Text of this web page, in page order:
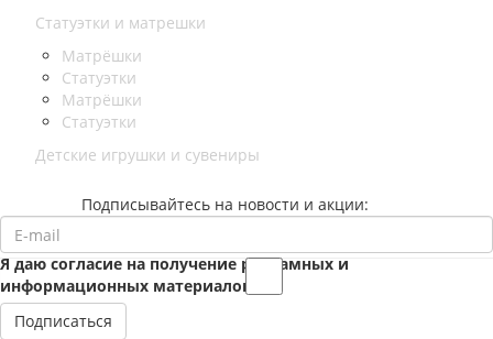
Статуэтки и матрешки
Матрёшки
Статуэтки
Матрёшки
Статуэтки
Детские игрушки и сувениры
Подписывайтесь на новости и акции:
Я даю согласие на получение рекламных и
информационных материалов